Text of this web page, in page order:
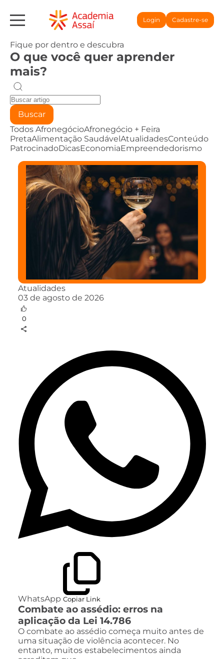
Login Cadastre-se
Fique por dentro e descubra
O que você quer aprender
mais?
Buscar
Todos AfronegócioAfronegócio + Feira
PretaAlimentação SaudávelAtualidadesConteúdo
PatrocinadoDicasEconomiaEmpreendedorismo
Atualidades
03 de agosto de 2026
0
WhatsApp Copiar Link
Combate ao assédio: erros na
aplicação da Lei 14.786
O combate ao assédio começa muito antes de
uma situação de violência acontecer. No
entanto, muitos estabelecimentos ainda